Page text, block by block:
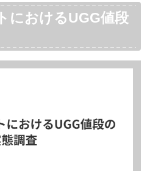
におけるUGG値段